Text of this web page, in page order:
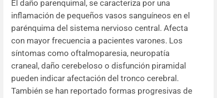
El daño parenquimal, se caracteriza por una
inflamación de pequeños vasos sanguíneos en el
parénquima del sistema nervioso central. Afecta
con mayor frecuencia a pacientes varones. Los
síntomas como oftalmoparesia, neuropatía
craneal, daño cerebeloso o disfunción piramidal
pueden indicar afectación del tronco cerebral.
También se han reportado formas progresivas de